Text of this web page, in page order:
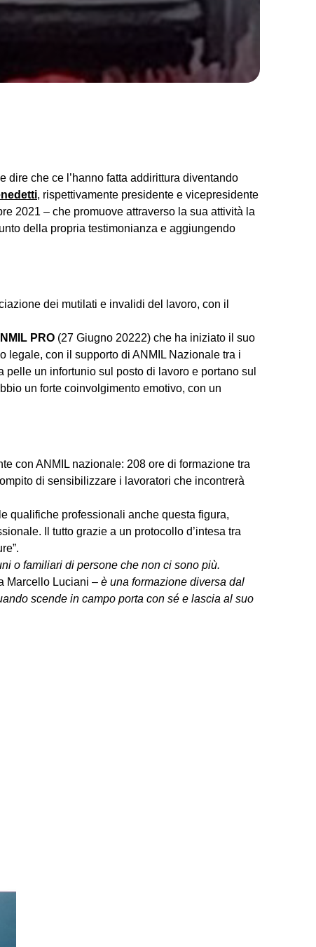
dire che ce l’hanno fatta addirittura diventando
, rispettivamente presidente e vicepresidente
2021 – che promuove attraverso la sua attività la
della propria testimonianza e aggiungendo
dei mutilati e invalidi del lavoro, con il
PRO (27 Giugno 20222) che ha iniziato il suo
legale, con il supporto di ANMIL Nazionale tra i
un infortunio sul posto di lavoro e portano sul
un forte coinvolgimento emotivo, con un
con ANMIL nazionale: 208 ore di formazione tra
di sensibilizzare i lavoratori che incontrerà
qualifiche professionali anche questa figura,
Il tutto grazie a un protocollo d’intesa tra
o familiari di persone che non ci sono più.
Marcello Luciani – è una formazione diversa dal
scende in campo porta con sé e lascia al suo